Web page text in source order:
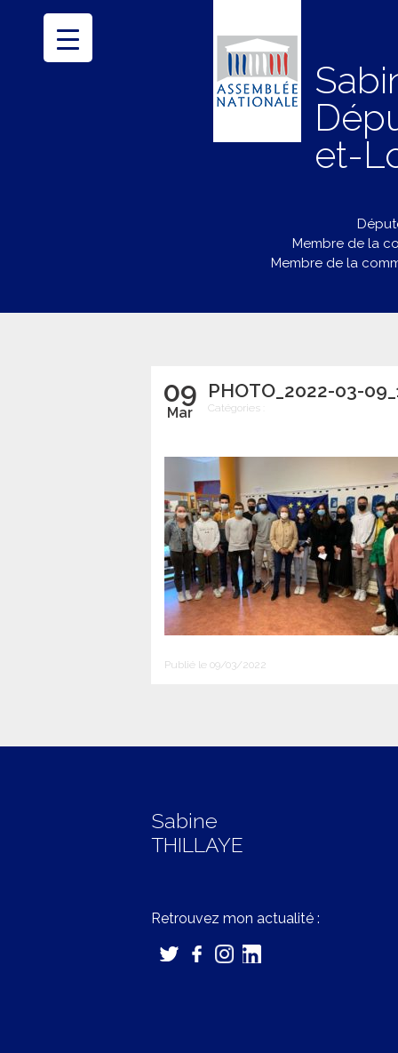
et-
Membre de la
Membre de la
09
Mar
PHOTO_2022-03-
Catégories :
Publié le 09/03/2022
Sabine
THILLAYE
Retrouvez mon actualité :